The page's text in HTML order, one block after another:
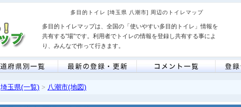
多目的トイレ [埼玉県 八潮市] 周辺のトイレマップ
多目的トイレマップは、全国の「使いやすい多目的トイレ」情報を
共有する"場"です。利用者でトイレの情報を登録し共有する事によ
り、みんなで作って行きます。
埼玉県(一覧) > 八潮市(地図)